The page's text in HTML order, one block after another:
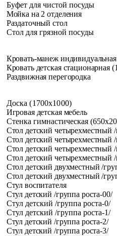
Буфет для чистой посуды
Мойка на 2 отделения
Раздаточный стол
Стол для грязной посуды
Кровать-манеж
Кровать детская стационарная
Раздвижная перегородка
Доска (1700x1000)
Игровая детская мебель
Стенка гимнастическая
Стол детский четырехместный /
Стол детский четырехместный /
Стол детский четырехместный /
Стол детский четырехместный /
Стол детский двухместный /
Стол детский двухместный /
Стул воспитателя
Стул детский /группа роста-00/
Стул детский /группа роста-0/
Стул детский /группа роста-1/
Стул детский /группа роста-2/
Стул детский /группа роста-3/